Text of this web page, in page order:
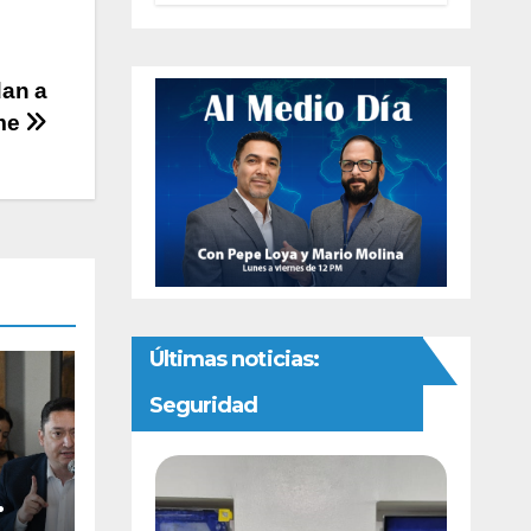
a
Chihuahua
Últimas noticias:
Seguridad